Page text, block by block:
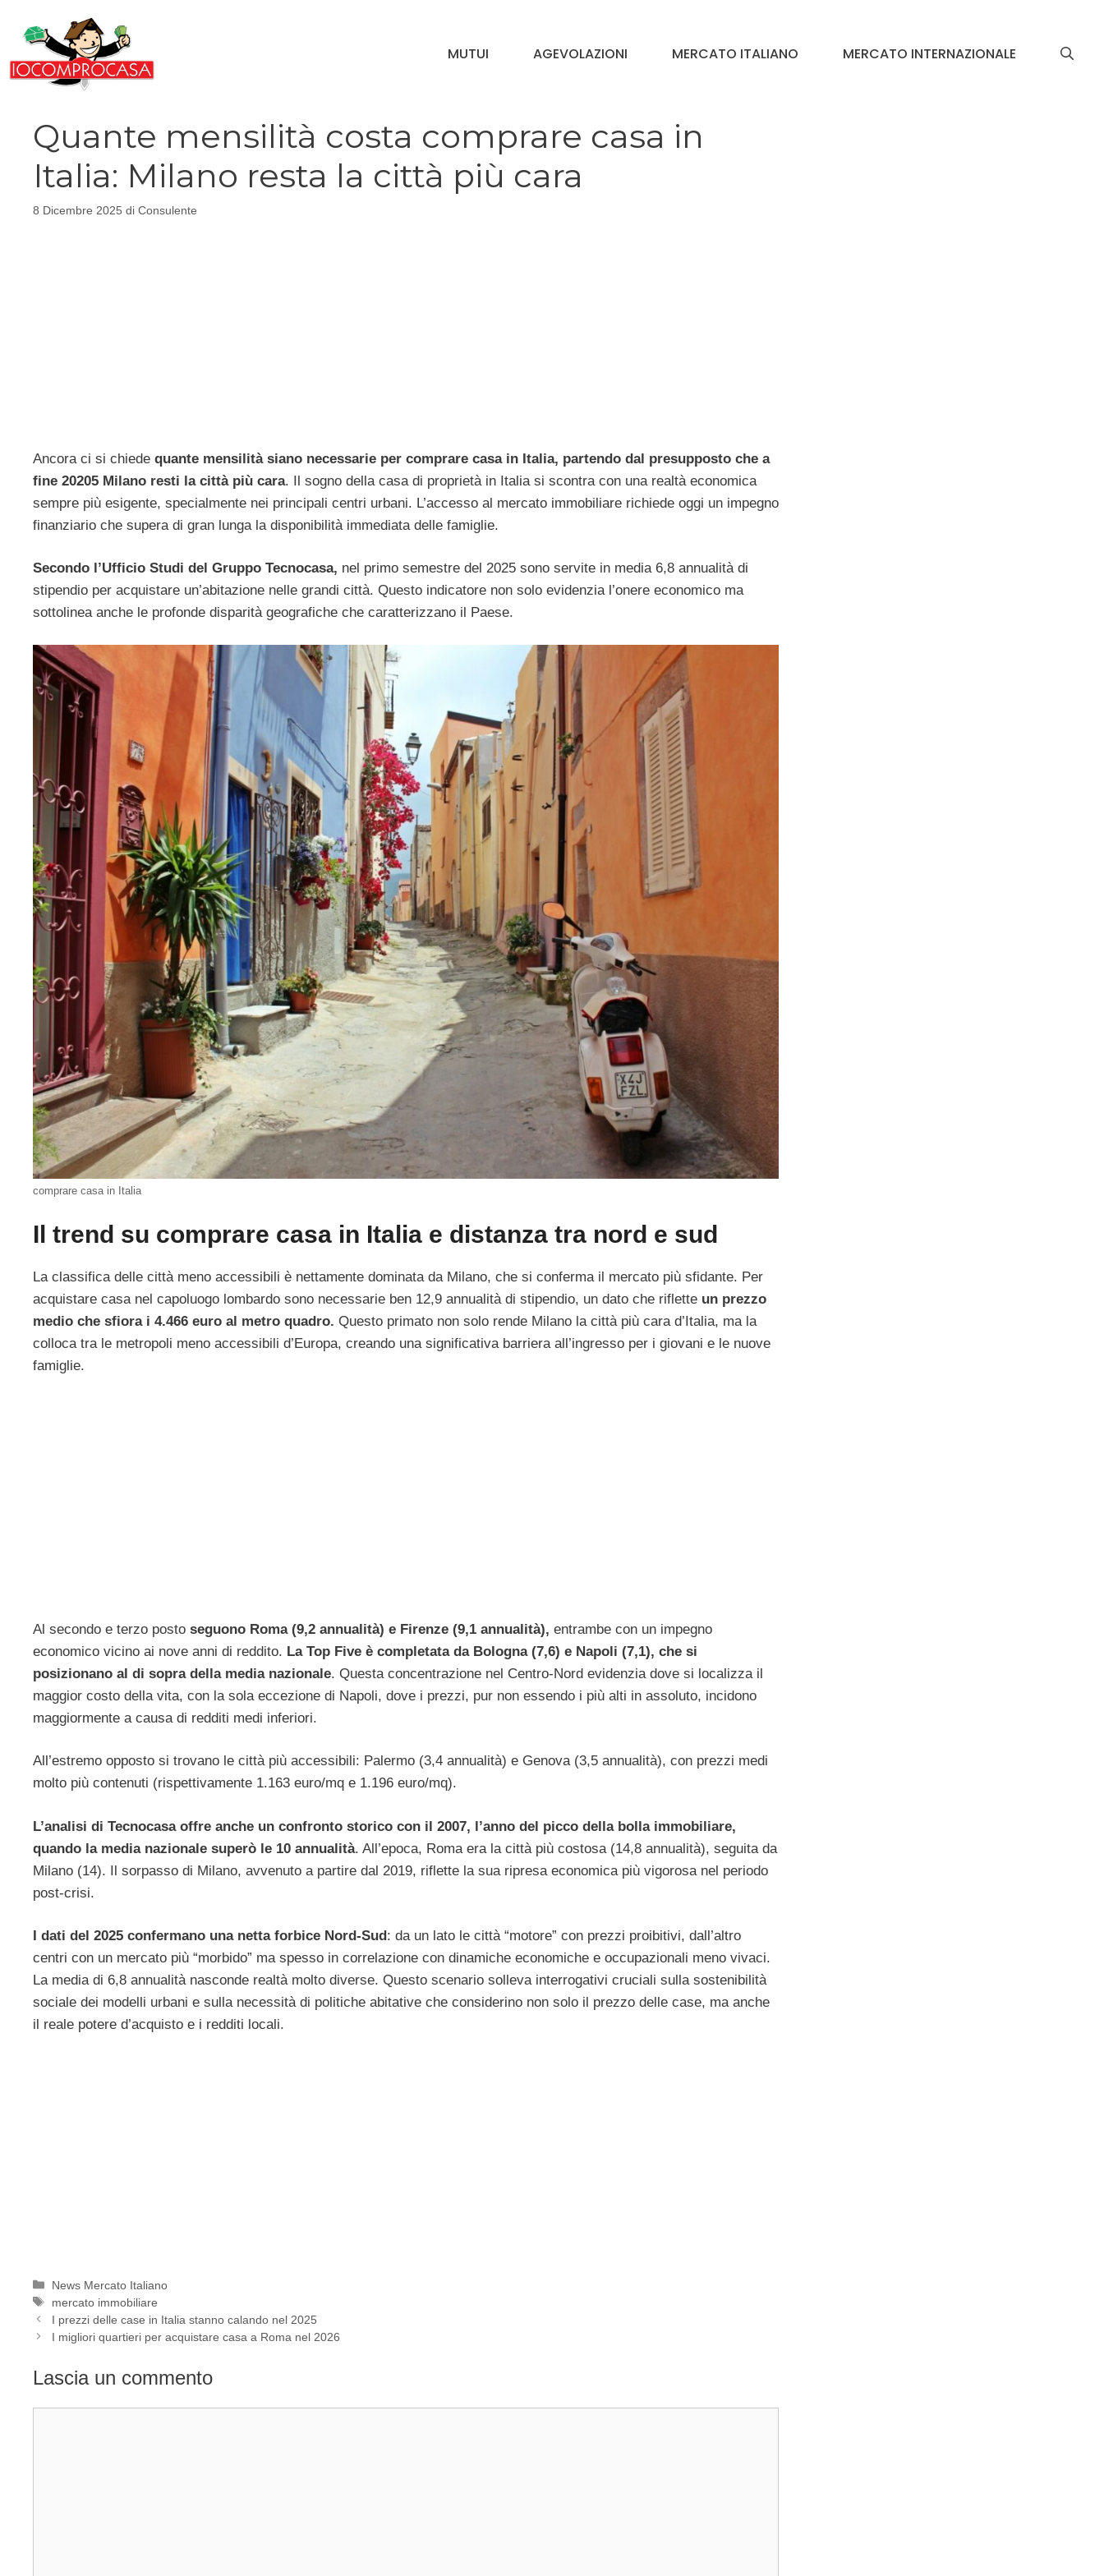
contenuto
MUTUI AGEVOLAZIONI MERCATO ITALIANO MERCATO INTERNAZIONALE
Quante mensilità costa comprare casa in
Italia: Milano resta la città più cara
8 Dicembre 2025 di Consulente
Ancora ci si chiede quante mensilità siano necessarie per comprare casa in Italia, partendo dal presupposto che a
fine 20205 Milano resti la città più cara. Il sogno della casa di proprietà in Italia si scontra con una realtà economica
sempre più esigente, specialmente nei principali centri urbani. L’accesso al mercato immobiliare richiede oggi un impegno
finanziario che supera di gran lunga la disponibilità immediata delle famiglie.
Secondo l’Ufficio Studi del Gruppo Tecnocasa, nel primo semestre del 2025 sono servite in media 6,8 annualità di
stipendio per acquistare un’abitazione nelle grandi città. Questo indicatore non solo evidenzia l’onere economico ma
sottolinea anche le profonde disparità geografiche che caratterizzano il Paese.
comprare casa in Italia
Il trend su comprare casa in Italia e distanza tra nord e sud
La classifica delle città meno accessibili è nettamente dominata da Milano, che si conferma il mercato più sfidante. Per
acquistare casa nel capoluogo lombardo sono necessarie ben 12,9 annualità di stipendio, un dato che riflette un prezzo
medio che sfiora i 4.466 euro al metro quadro. Questo primato non solo rende Milano la città più cara d’Italia, ma la
colloca tra le metropoli meno accessibili d’Europa, creando una significativa barriera all’ingresso per i giovani e le nuove
famiglie.
Al secondo e terzo posto seguono Roma (9,2 annualità) e Firenze (9,1 annualità), entrambe con un impegno
economico vicino ai nove anni di reddito. La Top Five è completata da Bologna (7,6) e Napoli (7,1), che si
posizionano al di sopra della media nazionale. Questa concentrazione nel Centro-Nord evidenzia dove si localizza il
maggior costo della vita, con la sola eccezione di Napoli, dove i prezzi, pur non essendo i più alti in assoluto, incidono
maggiormente a causa di redditi medi inferiori.
All’estremo opposto si trovano le città più accessibili: Palermo (3,4 annualità) e Genova (3,5 annualità), con prezzi medi
molto più contenuti (rispettivamente 1.163 euro/mq e 1.196 euro/mq).
L’analisi di Tecnocasa offre anche un confronto storico con il 2007, l’anno del picco della bolla immobiliare,
quando la media nazionale superò le 10 annualità. All’epoca, Roma era la città più costosa (14,8 annualità), seguita da
Milano (14). Il sorpasso di Milano, avvenuto a partire dal 2019, riflette la sua ripresa economica più vigorosa nel periodo
post-crisi.
I dati del 2025 confermano una netta forbice Nord-Sud: da un lato le città “motore” con prezzi proibitivi, dall’altro
centri con un mercato più “morbido” ma spesso in correlazione con dinamiche economiche e occupazionali meno vivaci.
La media di 6,8 annualità nasconde realtà molto diverse. Questo scenario solleva interrogativi cruciali sulla sostenibilità
sociale dei modelli urbani e sulla necessità di politiche abitative che considerino non solo il prezzo delle case, ma anche
il reale potere d’acquisto e i redditi locali.
Categorie
News Mercato Italiano
Tag
mercato immobiliare
I prezzi delle case in Italia stanno calando nel 2025
I migliori quartieri per acquistare casa a Roma nel 2026
Lascia un commento